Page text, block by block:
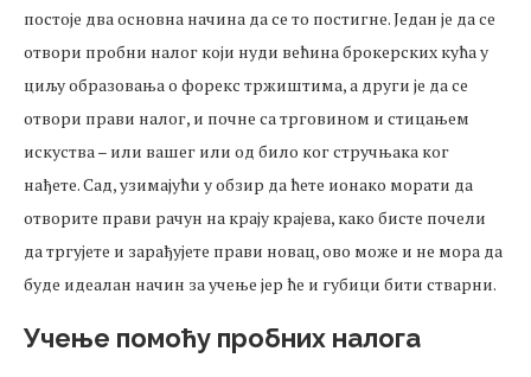
постоје два основна начина да се то постигне. Један је да се
отвори пробни налог који нуди већина брокерских кућа у
циљу образовања о форекс тржиштима, а други је да се
отвори прави налог, и почне са трговином и стицањем
искуства – или вашег или од било ког стручњака ког
нађете. Сад, узимајући у обзир да ћете ионако морати да
отворите прави рачун на крају крајева, како бисте почели
да тргујете и зарађујете прави новац, ово може и не мора да
буде идеалан начин за учење јер ће и губици бити стварни.
Учење помоћу пробних налога